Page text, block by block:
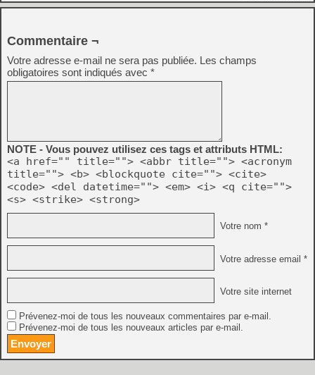
Commentaire ¬
Votre adresse e-mail ne sera pas publiée. Les champs
obligatoires sont indiqués avec *
NOTE - Vous pouvez utilisez ces tags et attributs HTML:
<a href="" title=""> <abbr title=""> <acronym
title=""> <b> <blockquote cite=""> <cite>
<code> <del datetime=""> <em> <i> <q cite="">
<s> <strike> <strong>
Votre nom *
Votre adresse email *
Votre site internet
Prévenez-moi de tous les nouveaux commentaires par e-mail.
Prévenez-moi de tous les nouveaux articles par e-mail.